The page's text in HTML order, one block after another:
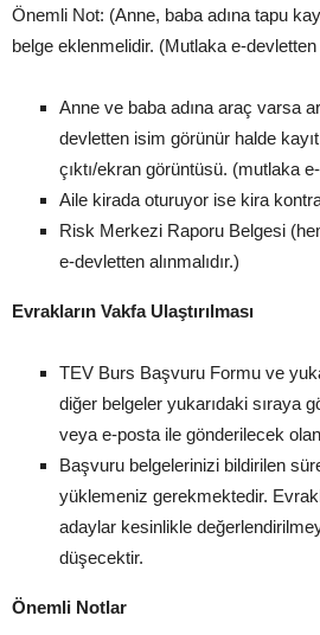
Önemli Not: (Anne, baba adına tapu
belge eklenmelidir. (Mutlaka e-devletten
Anne ve baba adına araç varsa
devletten isim görünür halde kayıt
çıktı/ekran görüntüsü. (mutlaka e-
Aile kirada oturuyor ise kira
Risk Merkezi Raporu Belgesi
e-devletten alınmalıdır.)
Evrakların Vakfa Ulaştırılması
TEV Burs Başvuru Formu ve
diğer belgeler yukarıdaki sıraya
veya e-posta ile gönderilecek
Başvuru belgelerinizi bildirilen
yüklemeniz gerekmektedir.
adaylar kesinlikle
düşecektir.
Önemli Notlar